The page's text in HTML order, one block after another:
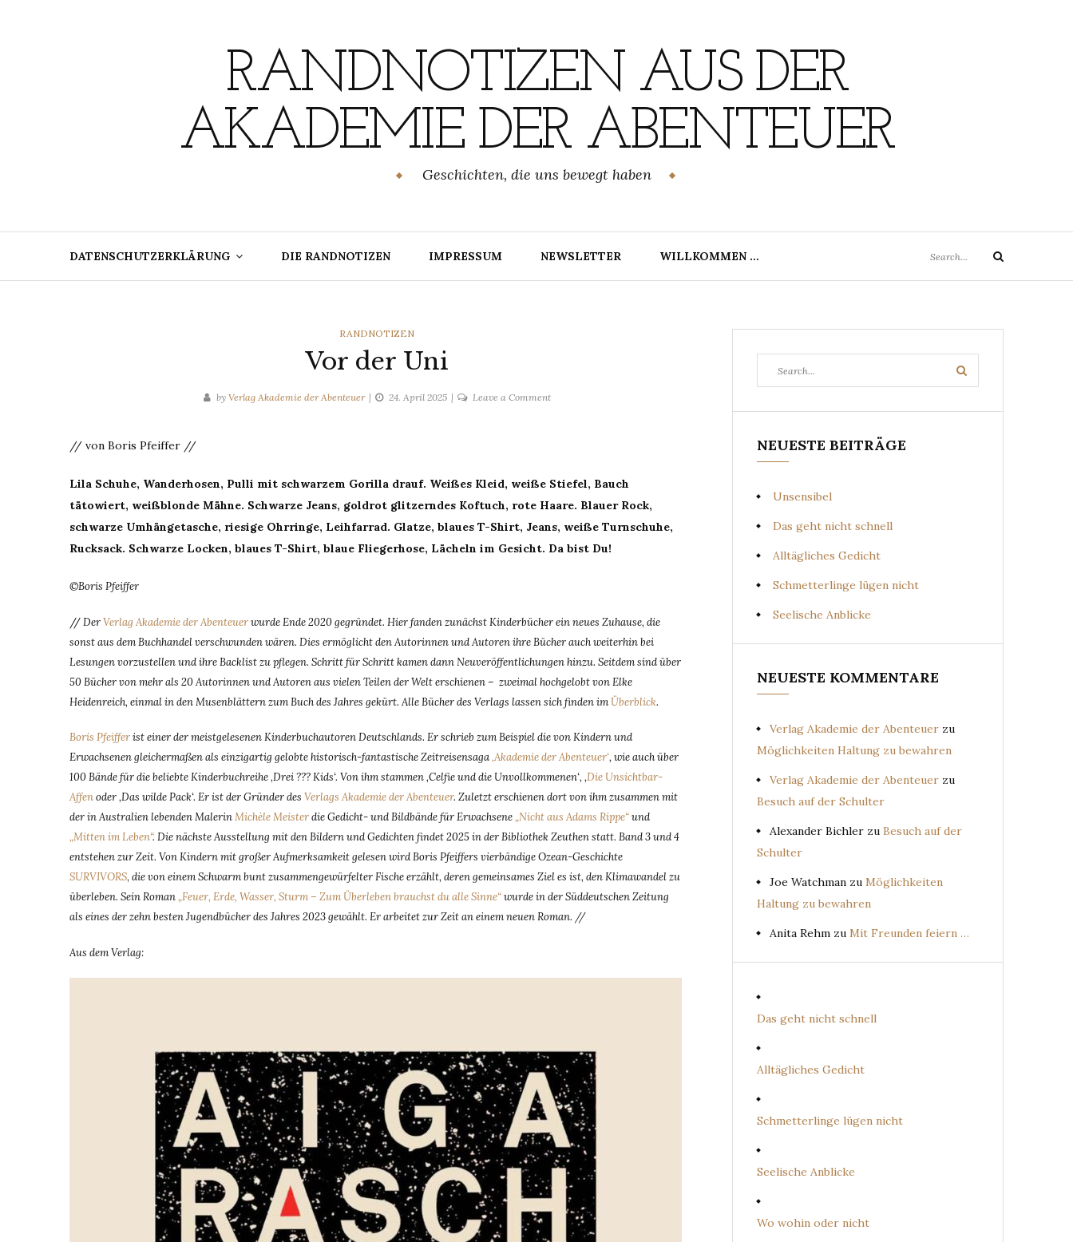
RANDNOTIZEN AUS DER
AKADEMIE DER ABENTEUER
Geschichten, die uns bewegt haben
DATENSCHUTZERKLÄRUNG DIE RANDNOTIZEN IMPRESSUM NEWSLETTER WILLKOMMEN …
for:
Search
CATEGORIES
RANDNOTIZEN
Vor der Uni
by Verlag Akademie der Abenteuer 24. April 2025 Leave a Commenton
// von Boris Pfeiffer //
Lila Schuhe, Wanderhosen, Pulli mit schwarzem Gorilla drauf. Weißes Kleid, weiße Stiefel, Bauch
tätowiert, weißblonde Mähne. Schwarze Jeans, goldrot glitzerndes Koftuch, rote Haare. Blauer Rock,
schwarze Umhängetasche, riesige Ohrringe, Leihfarrad. Glatze, blaues T-Shirt, Jeans, weiße Turnschuhe,
Rucksack. Schwarze Locken, blaues T-Shirt, blaue Fliegerhose, Lächeln im Gesicht. Da bist Du!
©Boris Pfeiffer
//DerVerlag Akademie der Abenteuerwurde Ende 2020 gegründet. Hier fanden zunächst Kinderbücher ein neues Zuhause, die
sonst aus dem Buchhandel verschwunden wären. Dies ermöglicht den Autorinnen und Autoren ihre Bücher auch weiterhin bei
Lesungen vorzustellen und ihre Backlist zu pflegen. Schritt für Schritt kamen dann Neuveröffentlichungen hinzu. Seitdem sind über
50 Bücher von mehr als 20 Autorinnen und Autoren aus vielen Teilen der Welt erschienen – zweimal hochgelobt von Elke
Heidenreich, einmal in den Musenblättern zum Buch des Jahres gekürt. Alle Bücher des Verlags lassen sich finden imÜberblick.
Boris Pfeifferist einer der meistgelesenen Kinderbuchautoren Deutschlands. Er schrieb zum Beispiel die von Kindern und
Erwachsenen gleichermaßen als einzigartig gelobte historisch-fantastische Zeitreisensaga‚Akademie der Abenteuer‘, wie auch über
100 Bände für die beliebte Kinderbuchreihe ‚Drei ??? Kids‘. Von ihm stammen ‚Celfie und die Unvollkommenen‘, ‚Die Unsichtbar-
Affenoder ‚Das wilde Pack‘. Er ist der Gründer des Verlags Akademie der Abenteuer. Zuletzt erschienen dort von ihm zusammen mit
der in Australien lebenden MalerinMichèle Meisterdie Gedicht- und Bildbände für Erwachsene„Nicht aus Adams Rippe“und
„Mitten im Leben“. Die nächste Ausstellung mit den Bildern und Gedichten findet 2025 in der Bibliothek Zeuthen statt. Band 3 und 4
entstehen zur Zeit. Von Kindern mit großer Aufmerksamkeit gelesen wird Boris Pfeiffers vierbändige Ozean-Geschichte
SURVIVORS, die von einem Schwarm bunt zusammengewürfelter Fische erzählt, deren gemeinsames Ziel es ist, den Klimawandel zu
überleben. Sein Roman„Feuer, Erde, Wasser, Sturm – Zum Überleben brauchst du alle Sinne“wurde in der Süddeutschen Zeitung
als eines der zehn besten Jugendbücher des Jahres 2023 gewählt. Er arbeitet zur Zeit an einem neuen Roman. //
Aus dem Verlag:
for:
Search
NEUESTE BEITRÄGE
Unsensibel
Das geht nicht schnell
Alltägliches Gedicht
Schmetterlinge lügen nicht
Seelische Anblicke
NEUESTE KOMMENTARE
Verlag Akademie der Abenteuer zu
Möglichkeiten Haltung zu bewahren
Verlag Akademie der Abenteuer zu
Besuch auf der Schulter
Alexander Bichler zu Besuch auf der
Schulter
Joe Watchman zu Möglichkeiten
Haltung zu bewahren
Anita Rehm zu Mit Freunden feiern …
Das geht nicht schnell
Alltägliches Gedicht
Schmetterlinge lügen nicht
Seelische Anblicke
Wo wohin oder nicht